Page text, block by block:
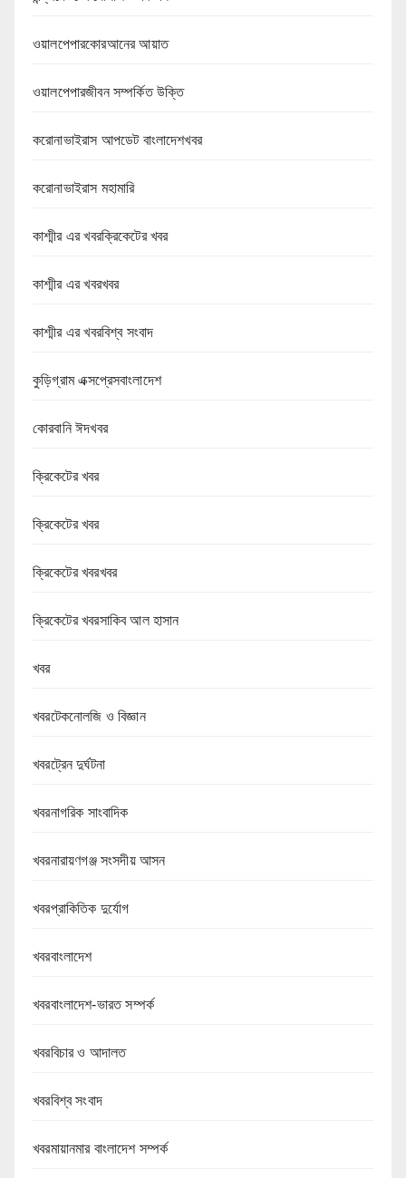
ওয়ালপেপারকোরআনের আয়াত
ওয়ালপেপারজীবন সম্পর্কিত উক্তি
করোনাভাইরাস আপডেট বাংলাদেশখবর
করোনাভাইরাস মহামারি
কাশ্মীর এর খবরক্রিকেটের খবর
কাশ্মীর এর খবরখবর
কাশ্মীর এর খবরবিশ্ব সংবাদ
কুড়িগ্রাম এক্সপ্রেসবাংলাদেশ
কোরবানি ঈদখবর
ক্রিকেটের খবর
ক্রিকেটের খবর
ক্রিকেটের খবরখবর
ক্রিকেটের খবরসাকিব আল হাসান
খবর
খবরটেকনোলজি ও বিজ্ঞান
খবরট্রেন দুর্ঘটনা
খবরনাগরিক সাংবাদিক
খবরনারায়ণগঞ্জ সংসদীয় আসন
খবরপ্রাকিতিক দুর্যোগ
খবরবাংলাদেশ
খবরবাংলাদেশ-ভারত সম্পর্ক
খবরবিচার ও আদালত
খবরবিশ্ব সংবাদ
খবরমায়ানমার বাংলাদেশ সম্পর্ক